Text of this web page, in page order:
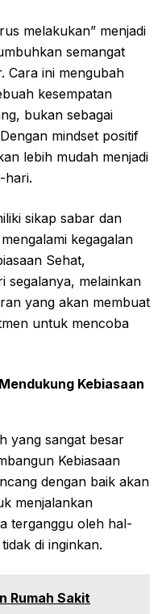
melakukan” menjadi
semangat
Cara ini mengubah
kesempatan
bukan sebagai
mindset positif
lebih mudah menjadi
hari.
sikap sabar dan
kegagalan
Sehat,
segalanya, melainkan
yang akan membuat
untuk mencoba
Kebiasaan
yang sangat besar
Kebiasaan
dengan baik akan
menjalankan
terganggu oleh hal-
di inginkan.
Rumah Sakit